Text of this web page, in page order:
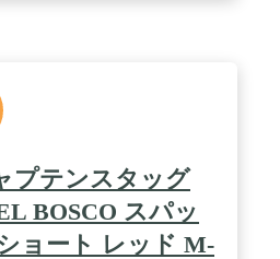
ムコードが内側に収納可能で
魔にならず安全です。 / 【リ
ードの持ち手に強化ツマミを
であったゴムコード外れを解
平たい持ち手を採用。つかみ
リニューアル②】防水ファス
からの浸水がなくなり、さら
簡単に。 / 【サイズ】男女兼
40cm x 周囲45cm）【重量】
プテンスタッグ
BOSCO スパッ
ョート レッド M-